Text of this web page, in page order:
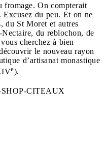
fromage. On compterait
Excusez du peu. Et on ne
du St Moret et autres
du reblochon, de
cherchez à bien
le nouveau rayon
d’artisanat monastique
e).